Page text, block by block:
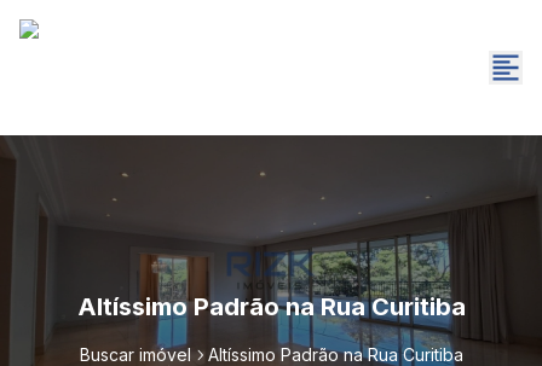
Altíssimo Padrão na Rua Curitiba
Buscar imóvel Altíssimo Padrão na Rua Curitiba